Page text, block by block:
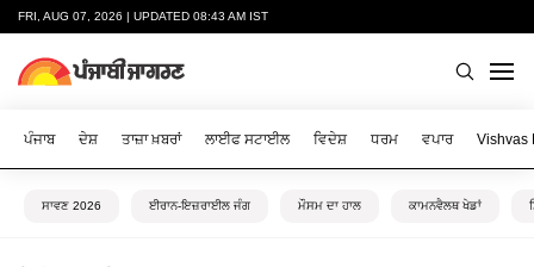
FRI, AUG 07, 2026 | UPDATED 08:43 AM IST
ਪੰਜਾਬ ਦੇਸ਼ ਤਾਜ਼ਾ ਖ਼ਬਰਾਂ ਲਾਈਫ ਸਟਾਈਲ ਵਿਦੇਸ਼ ਧਰਮ ਵਪਾਰ Vishvas
ਸਾਵਣ 2026 ਈਰਾਨ-ਇਜ਼ਰਾਈਲ ਜੰਗ ਮੌਸਮ ਦਾ ਹਾਲ ਕਾਮਨਵੈਲਥ ਖੇਡਾਂ